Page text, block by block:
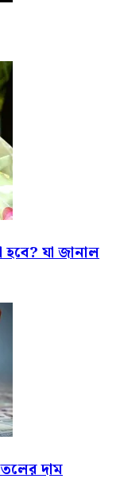
হবে? যা জানাল
দাম